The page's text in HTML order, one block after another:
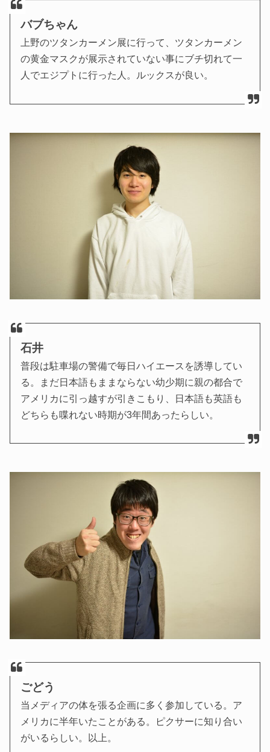
バブちゃん
上野のツタンカーメン展に行って、ツタンカーメン
の黄金マスクが展示されていない事にブチ切れて一
人でエジプトに行った人。ルックスが良い。
石井
普段は駐車場の警備で毎日ハイエースを誘導してい
る。まだ日本語もままならない幼少期に親の都合で
アメリカに引っ越すが引きこもり、日本語も英語も
どちらも喋れない時期が3年間あったらしい。
ごどう
当メディアの体を張る企画に多く参加している。ア
メリカに半年いたことがある。ピクサーに知り合い
がいるらしい。以上。